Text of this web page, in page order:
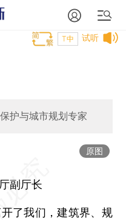
试听
T中
护与城市规划专家
原图
副厅长
了我们，建筑界、规